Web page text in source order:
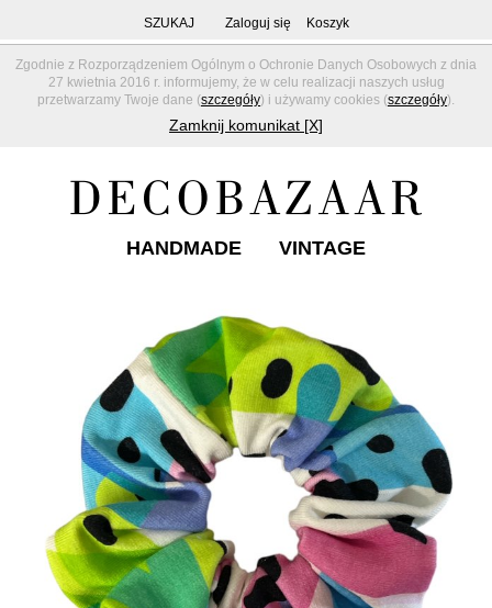
Zgodnie z Rozporządzeniem Ogólnym o Ochronie Danych Osobowych z dnia
27 kwietnia 2016 r. informujemy, że w celu realizacji naszych usług
przetwarzamy Twoje dane (szczegóły) i używamy cookies (szczegóły).
Zamknij komunikat [X]
SZUKAJ Zaloguj się Koszyk
HANDMADE VINTAGE